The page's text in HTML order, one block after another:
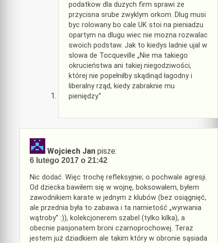
podatkow dla duzych firm sprawi ze
przycisna srube zwyklym orkom. Dlug musi
byc rolowany bo cale UK stoi na pieniadzu
opartym na dlugu wiec nie mozna rozwalac
swoich podstaw. Jak to kiedys ladnie ujal w
slowa de Tocqueville „Nie ma takiego
okrucieństwa ani takiej niegodziwości,
której nie popełniłby skądinąd łagodny i
liberalny rząd, kiedy zabraknie mu
pieniędzy.”
Wojciech Jan pisze:
6 lutego 2017 o 21:42
Nic dodać. Więc trochę refleksyjnie; o pochwale agresji.
Od dziecka bawiłem się w wojnę, boksowałem, byłem
zawodnikiem karate w jednym z klubów (bez osiągnięć,
ale przednia była to zabawa i ta namietość „wyrwania
wątroby” :)), kolekcjonerem szabel (tylko kilka), a
obecnie pasjonatem broni czarnoprochowej. Teraz
jestem już dziadkiem ale takim który w obronie sąsiada